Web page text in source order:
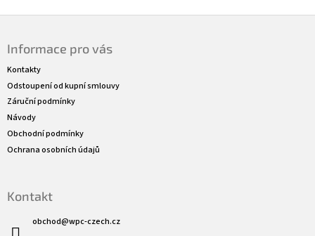
Informace pro vás
Kontakty
Odstoupení od kupní smlouvy
Záruční podmínky
Návody
Obchodní podmínky
Ochrana osobních údajů
Kontakt
obchod@wpc-czech.cz